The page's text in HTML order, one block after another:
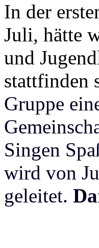
In der
Juli, hätte
und
stattfinden
Gruppe
Singen
wird von
geleitet.